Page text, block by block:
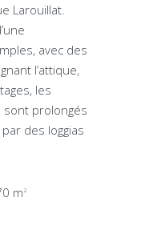
Larouillat.
avec des
l’attique,
les
prolongés
des loggias
m2